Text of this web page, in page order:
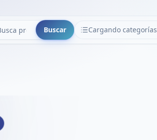
Buscar Cargando categorías
CATEGORÍAS